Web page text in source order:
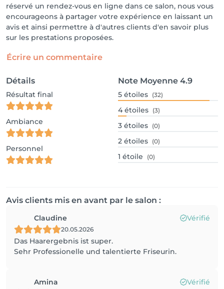
réservé un rendez-vous en ligne dans ce salon, nous vous
encourageons à partager votre expérience en laissant un
avis et ainsi permettre à d'autres clients d'en savoir plus
sur les prestations proposées.
Écrire un commentaire
Détails
Résultat final
Ambiance
Personnel
Note Moyenne 4.9
5 étoiles (32)
4 étoiles (3)
3 étoiles (0)
2 étoiles (0)
1 étoile (0)
Avis clients mis en avant par le salon :
Claudine Vérifié
20.05.2026
Das Haarergebnis ist super.
Sehr Professionelle und talentierte Friseurin.
Amina Vérifié